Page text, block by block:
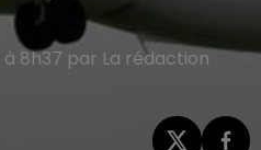
à 8h37 par La rédaction